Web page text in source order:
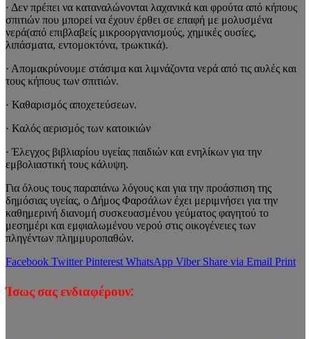
· Δεν πρέπει να καταναλώνονται λαχανικά και φρούτα από κήπους
σπιτιών που μπορεί να έχουν έρθει σε επαφή με μολυσμένα
νερά(από επιβλαβείς μικροοργανισμούς, χημικές ουσίες,
λιπάσματα, εντομοκτόνα, τρωκτικά).
· Απομακρύνουμε στάσιμα και λιμνάζοντα νερά από τις αυλές και
τους κήπους των σπιτιών.
· Καθαρισμός αποχετεύσεων.
· Καλός αερισμός των κατοικιών
· Έλεγχος βιβλιαρίου υγείας παιδιών και ενηλίκων για την
εμβολιαστική τους κάλυψη.
Για όλους τους παραπάνω λόγους και για την προάσπιση της
δημόσιας υγείας, ο Δήμος Φαρσάλων έχει μεριμνήσει για την
καθημερινή διανομή συσκευασμένου γεύματος φαγητού το
μεσημέρι και εμφιαλωμένου νερού στις οικογένειες των
πληγέντων πλημμυροπαθών.
Facebook Twitter Pinterest WhatsApp Viber Share via Email Print
Ίσως σας ενδιαφέρουν: